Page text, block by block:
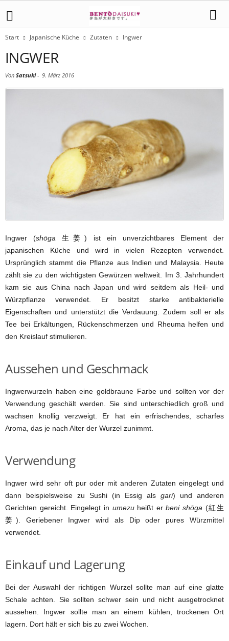
Start Japanische Küche Zutaten Ingwer
INGWER
Von Satsuki- 9. März 2016
Ingwer (shōga 生姜) ist ein unverzichtbares Element der
japanischen Küche und wird in vielen Rezepten verwendet.
Ursprünglich stammt die Pflanze aus Indien und Malaysia. Heute
zählt sie zu den wichtigsten Gewürzen weltweit. Im 3. Jahrhundert
kam sie aus China nach Japan und wird seitdem als Heil- und
Würzpflanze verwendet. Er besitzt starke antibakterielle
Eigenschaften und unterstützt die Verdauung. Zudem soll er als
Tee bei Erkältungen, Rückenschmerzen und Rheuma helfen und
den Kreislauf stimulieren.
Aussehen und Geschmack
Ingwerwurzeln haben eine goldbraune Farbe und sollten vor der
Verwendung geschält werden. Sie sind unterschiedlich groß und
wachsen knollig verzweigt. Er hat ein erfrischendes, scharfes
Aroma, das je nach Alter der Wurzel zunimmt.
Verwendung
Ingwer wird sehr oft pur oder mit anderen Zutaten eingelegt und
dann beispielsweise zu Sushi (in Essig als gari) und anderen
Gerichten gereicht. Eingelegt in umezuheißt erbeni shōga (紅生
姜). Geriebener Ingwer wird als Dip oder pures Würzmittel
verwendet.
Einkauf und Lagerung
Bei der Auswahl der richtigen Wurzel sollte man auf eine glatte
Schale achten. Sie sollten schwer sein und nicht ausgetrocknet
aussehen. Ingwer sollte man an einem kühlen, trockenen Ort
lagern. Dort hält er sich bis zu zwei Wochen.